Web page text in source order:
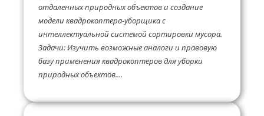
отдаленных природных объектов и создание
модели квадрокоптера-уборщика с
интеллектуальной системой сортировки мусора.
Задачи: Изучить возможные аналоги и правовую
базу применения квадрокоптеров для уборки
природных объектов....